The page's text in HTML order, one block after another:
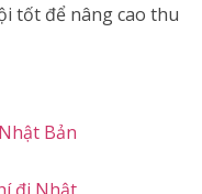
tốt để nâng cao thu
Bản